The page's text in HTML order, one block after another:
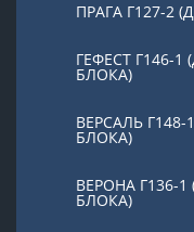
ПРАГА Г127-2
ГЕФЕСТ Г146-
БЛОКА)
ВЕРСАЛЬ
БЛОКА)
ВЕРОНА Г136-
БЛОКА)